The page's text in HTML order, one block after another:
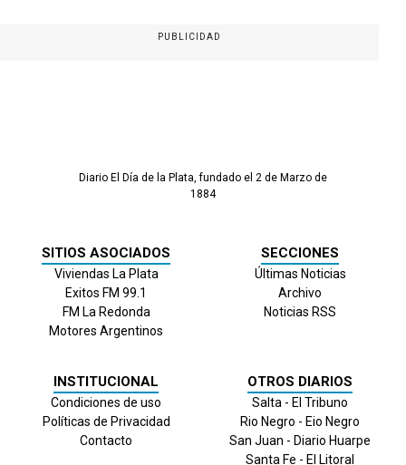
PUBLICIDAD
Diario El Día de la Plata, fundado el 2 de Marzo de
1884
SITIOS ASOCIADOS
Viviendas La Plata
Exitos FM 99.1
FM La Redonda
Motores Argentinos
SECCIONES
Últimas Noticias
Archivo
Noticias RSS
INSTITUCIONAL
Condiciones de uso
Políticas de Privacidad
Contacto
OTROS DIARIOS
Salta - El Tribuno
Rio Negro - Eio Negro
San Juan - Diario Huarpe
Santa Fe - El Litoral